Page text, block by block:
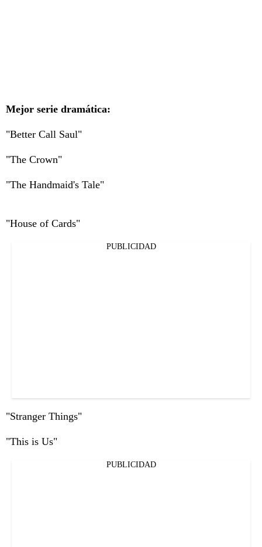
Mejor serie dramática:
"Better Call Saul"
"The Crown"
"The Handmaid's Tale"
"House of Cards"
PUBLICIDAD
"Stranger Things"
"This is Us"
PUBLICIDAD